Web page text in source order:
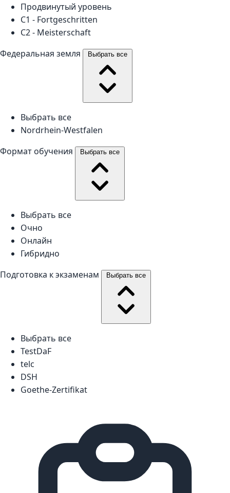
Продвинутый уровень
C1 - Fortgeschritten
C2 - Meisterschaft
Федеральная земля
Выбрать все
Выбрать все
Nordrhein-Westfalen
Формат обучения
Выбрать все
Выбрать все
Очно
Онлайн
Гибридно
Подготовка к экзаменам
Выбрать все
Выбрать все
TestDaF
telc
DSH
Goethe-Zertifikat